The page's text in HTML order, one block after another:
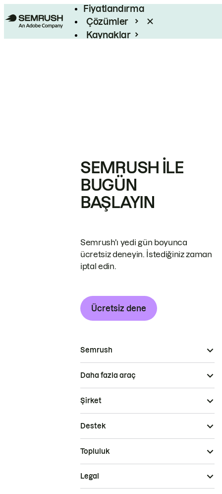
Fiyatlandırma
Çözümler
Kaynaklar
SEMRUSH ILE
BUGÜN
BAŞLAYIN
Semrush'ı yedi gün boyunca
ücretsiz deneyin. İstediğiniz zaman
iptal edin.
Ücretsiz dene
Semrush
Daha fazla araç
Şirket
Destek
Topluluk
Legal